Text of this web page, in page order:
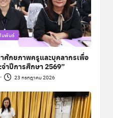
มพันธ์
ศักยภาพครูและบุคลากรเพื่อ
ำปีการศึกษา 2569”
23 กรกฎาคม 2026